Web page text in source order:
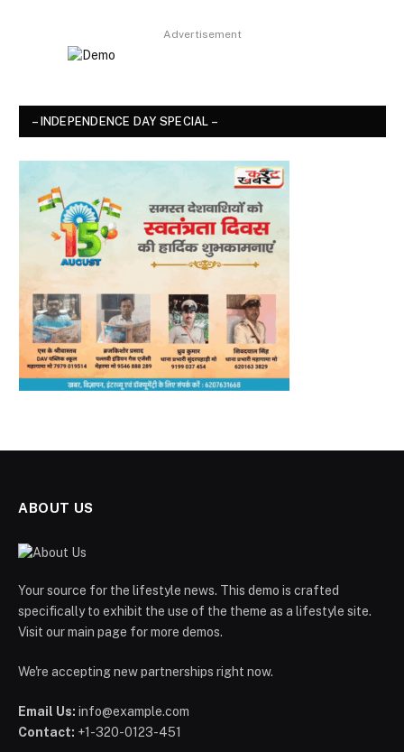
Advertisement
– INDEPENDENCE DAY SPECIAL –
ABOUT US
Your source for the lifestyle news. This demo is crafted
specifically to exhibit the use of the theme as a lifestyle site.
Visit our main page for more demos.
We're accepting new partnerships right now.
Email Us: info@example.com
Contact: +1-320-0123-451